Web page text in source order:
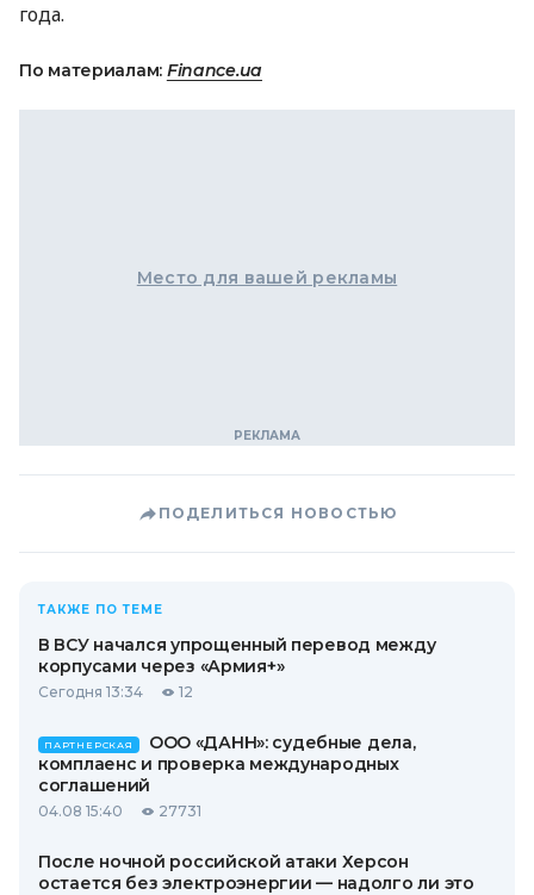
года.
По материалам: Finance.ua
Место для вашей рекламы
ПОДЕЛИТЬСЯ НОВОСТЬЮ
ТАКЖЕ ПО ТЕМЕ
В ВСУ начался упрощенный перевод между
корпусами через «Армия+»
Сегодня 13:34 12
ПАРТНЕРСКАЯ
ООО «ДАНН»: судебные дела,
комплаенс и проверка международных
соглашений
04.08 15:40 27731
После ночной российской атаки Херсон
остается без электроэнергии — надолго ли это